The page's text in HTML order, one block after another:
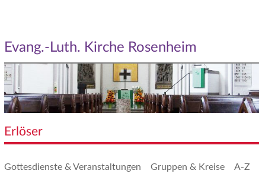
Evang.-Luth. Kirche Rosenheim
Erlöser
Gottesdienste & Veranstaltungen Gruppen & Kreise A-Z